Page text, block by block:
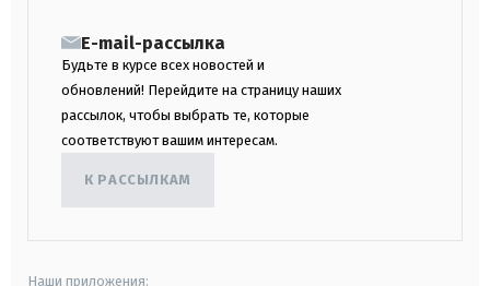
E-mail-рассылка
Будьте в курсе всех новостей и
обновлений! Перейдите на страницу наших
рассылок, чтобы выбрать те, которые
соответствуют вашим интересам.
К РАССЫЛКАМ
Наши приложения: